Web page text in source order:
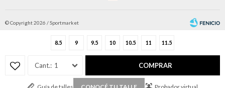
8.5 9 9.5 10 10.5 11 11.5
1 COMPRAR
Guía de talles Probador virtual
© Copyright 2026 / Sportmarket